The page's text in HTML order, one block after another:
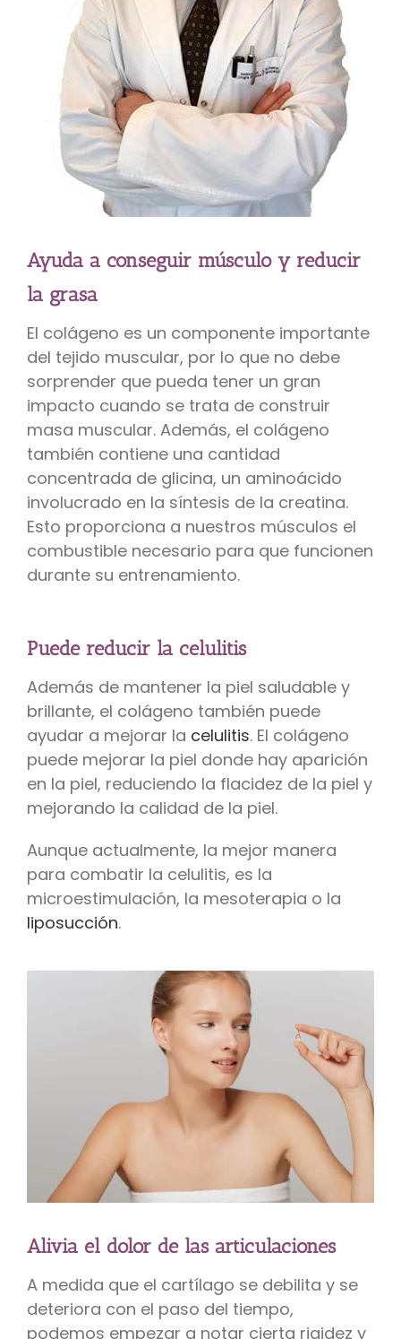
Ayuda a conseguir músculo y reducir
la grasa
El colágeno es un componente importante
del tejido muscular, por lo que no debe
sorprender que pueda tener un gran
impacto cuando se trata de construir
masa muscular. Además, el colágeno
también contiene una cantidad
concentrada de glicina, un aminoácido
involucrado en la síntesis de la creatina.
Esto proporciona a nuestros músculos el
combustible necesario para que funcionen
durante su entrenamiento.
Puede reducir la celulitis
Además de mantener la piel saludable y
brillante, el colágeno también puede
ayudar a mejorar la celulitis. El colágeno
puede mejorar la piel donde hay aparición
en la piel, reduciendo la flacidez de la piel y
mejorando la calidad de la piel.
Aunque actualmente, la mejor manera
para combatir la celulitis, es la
microestimulación, la mesoterapia o la
liposucción.
Alivia el dolor de las articulaciones
A medida que el cartílago se debilita y se
deteriora con el paso del tiempo,
podemos empezar a notar cierta rigidez y